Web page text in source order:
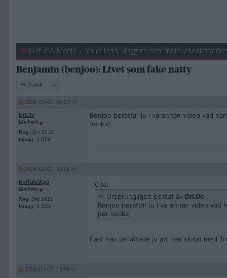
Kultur & Media Youtubers, vloggare och andra
Benjamin (benjoo): Livet som fake natty
Svara
2026-03-01, 05:27
DrL0c
Medlem
Reg: Jun 2011
Inlägg: 4 073
Benjoo berättar ju i varannan video vad
vecka).
2026-03-01, 22:01
buffalo3tys
Medlem
Reg: Okt 2021
Inlägg: 2 210
Citat:
Ursprungligen postat av DrL0c
Benjoo berättar ju i varannan video
per vecka).
Fast han berättade ju att han slutat med
2026-03-02, 19:50